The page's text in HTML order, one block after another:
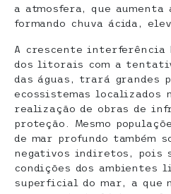
a atmosfera, que aumenta
formando chuva ácida,
A crescente interferência
dos litorais com a
das águas, trará grandes
ecossistemas localizados
realização de obras de
proteção. Mesmo
de mar profundo também
negativos indiretos, pois
condições dos ambientes
superficial do mar, a que